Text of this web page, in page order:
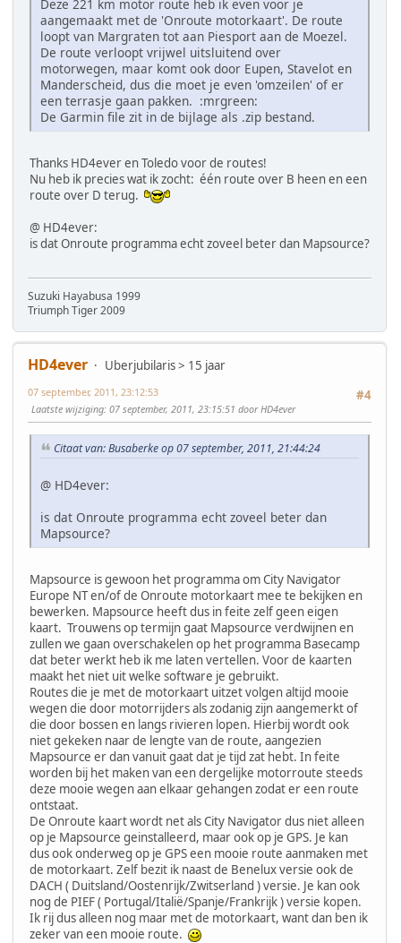
Deze 221 km motor route heb ik even voor je
aangemaakt met de 'Onroute motorkaart'. De route
loopt van Margraten tot aan Piesport aan de Moezel.
De route verloopt vrijwel uitsluitend over
motorwegen, maar komt ook door Eupen, Stavelot en
Manderscheid, dus die moet je even 'omzeilen' of er
een terrasje gaan pakken. :mrgreen:
De Garmin file zit in de bijlage als .zip bestand.
Thanks HD4ever en Toledo voor de routes!
Nu heb ik precies wat ik zocht: één route over B heen en een
route over D terug.
@ HD4ever:
is dat Onroute programma echt zoveel beter dan Mapsource?
Suzuki Hayabusa 1999
Triumph Tiger 2009
HD4ever
Uberjubilaris > 15 jaar
#4
07 september, 2011, 23:12:53
Laatste wijziging: 07 september, 2011, 23:15:51 door HD4ever
Citaat van: Busaberke op 07 september, 2011, 21:44:24
@ HD4ever:
is dat Onroute programma echt zoveel beter dan
Mapsource?
Mapsource is gewoon het programma om City Navigator
Europe NT en/of de Onroute motorkaart mee te bekijken en
bewerken. Mapsource heeft dus in feite zelf geen eigen
kaart. Trouwens op termijn gaat Mapsource verdwijnen en
zullen we gaan overschakelen op het programma Basecamp
dat beter werkt heb ik me laten vertellen. Voor de kaarten
maakt het niet uit welke software je gebruikt.
Routes die je met de motorkaart uitzet volgen altijd mooie
wegen die door motorrijders als zodanig zijn aangemerkt of
die door bossen en langs rivieren lopen. Hierbij wordt ook
niet gekeken naar de lengte van de route, aangezien
Mapsource er dan vanuit gaat dat je tijd zat hebt. In feite
worden bij het maken van een dergelijke motorroute steeds
deze mooie wegen aan elkaar gehangen zodat er een route
ontstaat.
De Onroute kaart wordt net als City Navigator dus niet alleen
op je Mapsource geinstalleerd, maar ook op je GPS. Je kan
dus ook onderweg op je GPS een mooie route aanmaken met
de motorkaart. Zelf bezit ik naast de Benelux versie ook de
DACH ( Duitsland/Oostenrijk/Zwitserland ) versie. Je kan ook
nog de PIEF ( Portugal/Italië/Spanje/Frankrijk ) versie kopen.
Ik rij dus alleen nog maar met de motorkaart, want dan ben ik
zeker van een mooie route.